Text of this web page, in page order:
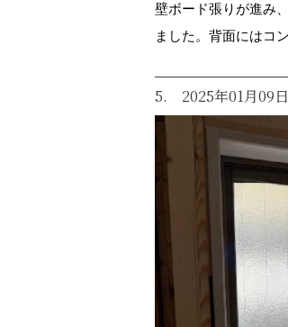
壁ボード張りが進み
ました。背面にはコ
5. 2025年01月09日